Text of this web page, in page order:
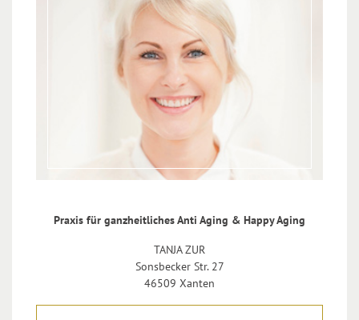
Praxis für ganzheitliches Anti Aging & Happy Aging
TANJA ZUR
Sonsbecker Str. 27
46509 Xanten